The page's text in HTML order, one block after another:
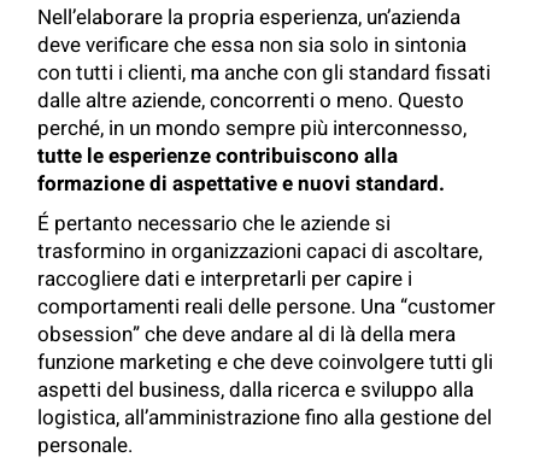
Nell’elaborare la propria esperienza, un’azienda
deve verificare che essa non sia solo in sintonia
con tutti i clienti, ma anche con gli standard fissati
dalle altre aziende, concorrenti o meno. Questo
perché, in un mondo sempre più interconnesso,
tutte le esperienze contribuiscono alla
formazione di aspettative e nuovi standard.
É pertanto necessario che le aziende si
trasformino in organizzazioni capaci di ascoltare,
raccogliere dati e interpretarli per capire i
comportamenti reali delle persone. Una “customer
obsession” che deve andare al di là della mera
funzione marketing e che deve coinvolgere tutti gli
aspetti del business, dalla ricerca e sviluppo alla
logistica, all’amministrazione fino alla gestione del
personale.